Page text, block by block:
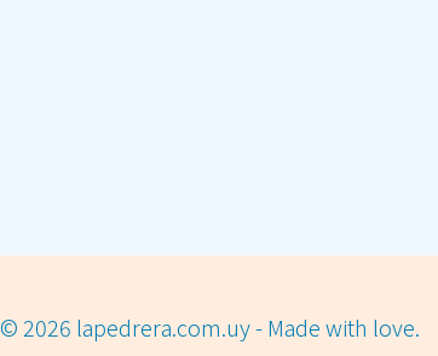
© 2026 lapedrera.com.uy - Made with love.